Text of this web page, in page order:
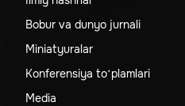
Bobur va dunyo jurnali
Miniatyuralar
Konferensiya to‘plamlari
Media